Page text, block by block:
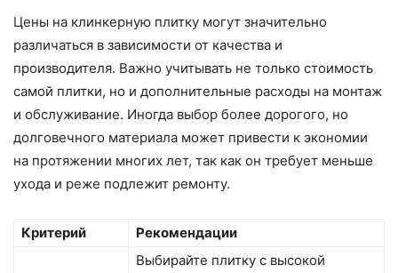
Цены на клинкерную плитку могут значительно
различаться в зависимости от качества и
производителя. Важно учитывать не только стоимость
самой плитки, но и дополнительные расходы на монтаж
и обслуживание. Иногда выбор более дорогого, но
долговечного материала может привести к экономии
на протяжении многих лет, так как он требует меньше
ухода и реже подлежит ремонту.
Критерий Рекомендации
Выбирайте плитку с высокой